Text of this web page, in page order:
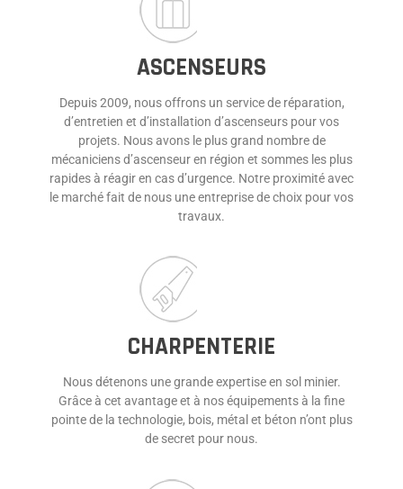
ASCENSEURS
Depuis 2009, nous offrons un service de réparation,
d’entretien et d’installation d’ascenseurs pour vos
projets. Nous avons le plus grand nombre de
mécaniciens d’ascenseur en région et sommes les plus
rapides à réagir en cas d’urgence. Notre proximité avec
le marché fait de nous une entreprise de choix pour vos
travaux.
CHARPENTERIE
Nous détenons une grande expertise en sol minier.
Grâce à cet avantage et à nos équipements à la fine
pointe de la technologie, bois, métal et béton n’ont plus
de secret pour nous.